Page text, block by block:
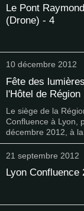
Le Pont
(Drone) - 4
10 décembre 2012
Fête des
l'Hôtel de Région
Le siège de la
Confluence à Lyon,
décembre 2012, à la
21 septembre 2012
Lyon Confluence